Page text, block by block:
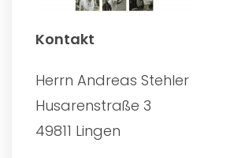
Kontakt
Herrn Andreas Stehler
Husarenstraße 3
49811 Lingen